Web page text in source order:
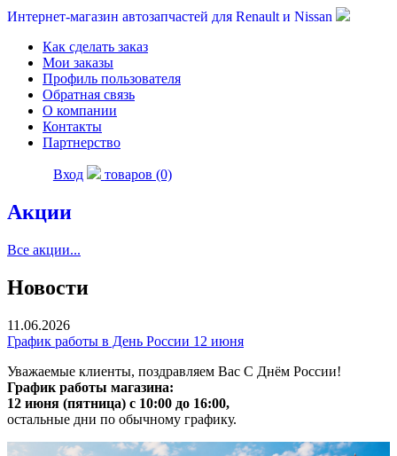
Интернет-магазин автозапчастей для Renault и Nissan
Как сделать заказ
Мои заказы
Профиль пользователя
Обратная связь
О компании
Контакты
Партнерство
Вход товаров (0)
Акции
Все акции...
Новости
11.06.2026
График работы в День России 12 июня
Уважаемые клиенты, поздравляем Вас С Днём России!
График работы магазина:
12 июня (пятница) с 10:00 до 16:00,
остальные дни по обычному графику.